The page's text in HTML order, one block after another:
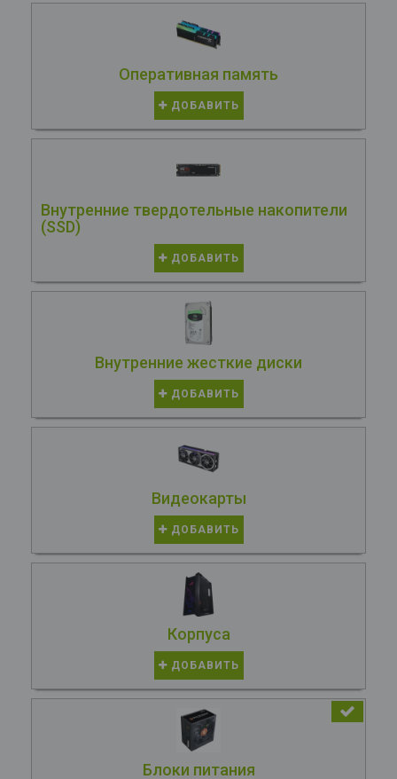
Оперативная память
ДОБАВИТЬ
Внутренние твердотельные накопители
(SSD)
ДОБАВИТЬ
Внутренние жесткие диски
ДОБАВИТЬ
Видеокарты
ДОБАВИТЬ
Корпуса
ДОБАВИТЬ
Блоки питания